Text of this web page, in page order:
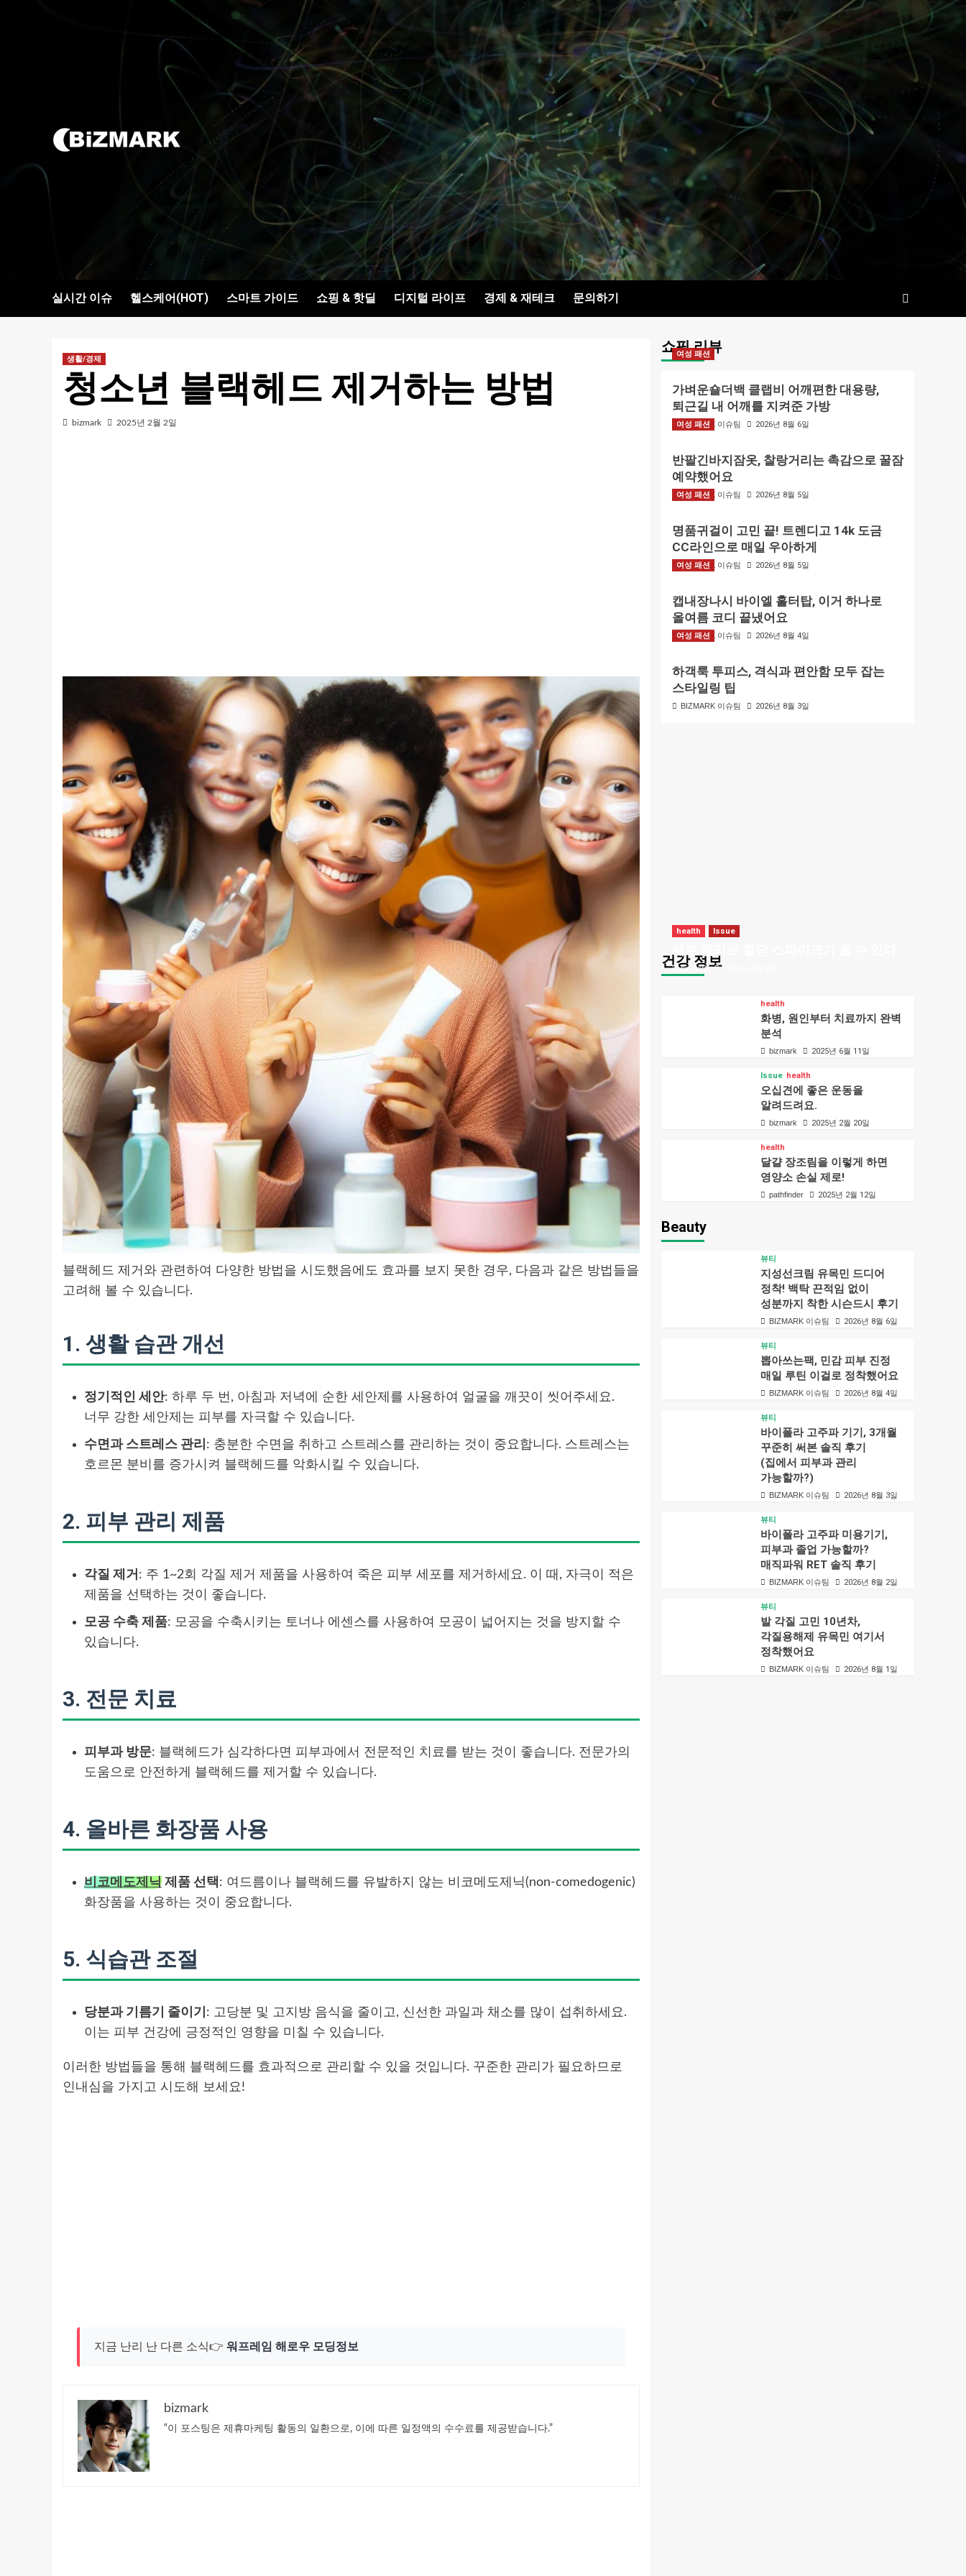
실시간 이슈 헬스케어(HOT) 스마트 가이드 쇼핑 & 핫딜 디지털 라이프 경제 & 재테크 문의하기
생활/경제
청소년 블랙헤드 제거하는 방법
bizmark 2025년 2월 2일
블랙헤드 제거와 관련하여 다양한 방법을 시도했음에도 효과를 보지 못한 경우, 다음과 같은 방법들을
고려해 볼 수 있습니다.
1. 생활 습관 개선
정기적인 세안: 하루 두 번, 아침과 저녁에 순한 세안제를 사용하여 얼굴을 깨끗이 씻어주세요.
너무 강한 세안제는 피부를 자극할 수 있습니다.
수면과 스트레스 관리 : 충분한 수면을 취하고 스트레스를 관리하는 것이 중요합니다. 스트레스는
호르몬 분비를 증가시켜 블랙헤드를 악화시킬 수 있습니다.
2. 피부 관리 제품
각질 제거 : 주 1~2회 각질 제거 제품을 사용하여 죽은 피부 세포를 제거하세요. 이 때, 자극이 적은
제품을 선택하는 것이 좋습니다.
모공 수축 제품: 모공을 수축시키는 토너나 에센스를 사용하여 모공이 넓어지는 것을 방지할 수
있습니다.
3. 전문 치료
피부과 방문: 블랙헤드가 심각하다면 피부과에서 전문적인 치료를 받는 것이 좋습니다. 전문가의
도움으로 안전하게 블랙헤드를 제거할 수 있습니다.
4. 올바른 화장품 사용
비코메도제닉 제품 선택: 여드름이나 블랙헤드를 유발하지 않는 비코메도제닉(non-comedogenic)
화장품을 사용하는 것이 중요합니다.
5. 식습관 조절
당분과 기름기 줄이기 : 고당분 및 고지방 음식을 줄이고, 신선한 과일과 채소를 많이 섭취하세요.
이는 피부 건강에 긍정적인 영향을 미칠 수 있습니다.
이러한 방법들을 통해 블랙헤드를 효과적으로 관리할 수 있을 것입니다. 꾸준한 관리가 필요하므로
인내심을 가지고 시도해 보세요!
지금 난리 난 다른 소식👉 워프레임 해로우 모딩정보
bizmark
“이 포스팅은 제휴마케팅 활동의 일환으로, 이에 따른 일정액의 수수료를 제공받습니다.”
쇼핑 리뷰
여성 패션
가벼운숄더백 클랩비 어깨편한 대용량,
퇴근길 내 어깨를 지켜준 가방
BIZMARK 이슈팀 2026년 8월 6일
여성 패션
반팔긴바지잠옷, 찰랑거리는 촉감으로 꿀잠
예약했어요
BIZMARK 이슈팀 2026년 8월 5일
여성 패션
명품귀걸이 고민 끝! 트렌디고 14k 도금
CC라인으로 매일 우아하게
BIZMARK 이슈팀 2026년 8월 5일
여성 패션
캡내장나시 바이엘 홀터탑, 이거 하나로
올여름 코디 끝냈어요
BIZMARK 이슈팀 2026년 8월 4일
여성 패션
하객룩 투피스, 격식과 편안함 모두 잡는
스타일링 팁
BIZMARK 이슈팀 2026년 8월 3일
건강 정보
health Issue
bizmark
health
화병, 원인부터 치료까지 완벽
분석
bizmark 2025년 6월 11일
Issue health
오십견에 좋은 운동을
알려드려요.
bizmark 2025년 2월 20일
health
달걀 장조림을 이렇게 하면
영양소 손실 제로!
pathfinder 2025년 2월 12일
Beauty
뷰티
지성선크림 유목민 드디어
정착! 백탁 끈적임 없이
성분까지 착한 시슨드시 후기
BIZMARK 이슈팀 2026년 8월 6일
뷰티
뽑아쓰는팩, 민감 피부 진정
매일 루틴 이걸로 정착했어요
BIZMARK 이슈팀 2026년 8월 4일
뷰티
바이폴라 고주파 기기, 3개월
꾸준히 써본 솔직 후기
(집에서 피부과 관리
가능할까?)
BIZMARK 이슈팀 2026년 8월 3일
뷰티
바이폴라 고주파 미용기기,
피부과 졸업 가능할까?
매직파워 RET 솔직 후기
BIZMARK 이슈팀 2026년 8월 2일
뷰티
발 각질 고민 10년차,
각질용해제 유목민 여기서
정착했어요
BIZMARK 이슈팀 2026년 8월 1일